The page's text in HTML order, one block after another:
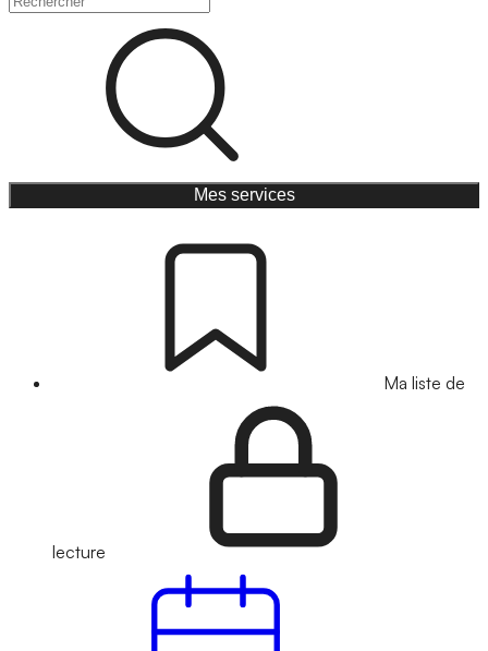
Mes services
Ma liste de
lecture